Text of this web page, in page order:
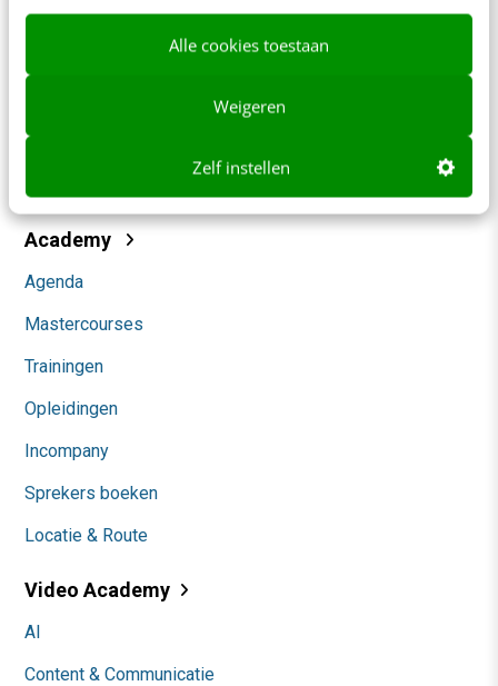
Alle cookies toestaan
Weigeren
Zelf instellen
Klantcontact & CX
Themanieuwsbrieven
Academy
Agenda
Mastercourses
Trainingen
Opleidingen
Incompany
Sprekers boeken
Locatie & Route
Video Academy
AI
Content & Communicatie